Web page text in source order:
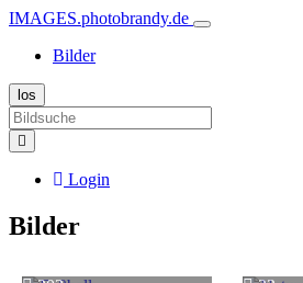
IMAGES.photobrandy.de
Bilder
Login
Bilder